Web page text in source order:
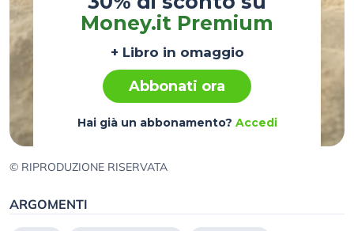
Money.it Premium
+ Libro in omaggio
Abbonati ora
Hai già un abbonamento? Accedi
© RIPRODUZIONE RISERVATA
ARGOMENTI